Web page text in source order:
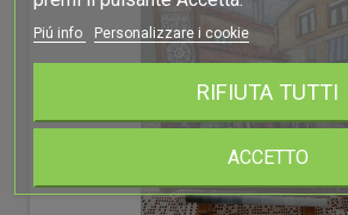
Piú info Personalizzare i cookie
RIFIUTA TUTTI
ACCETTO